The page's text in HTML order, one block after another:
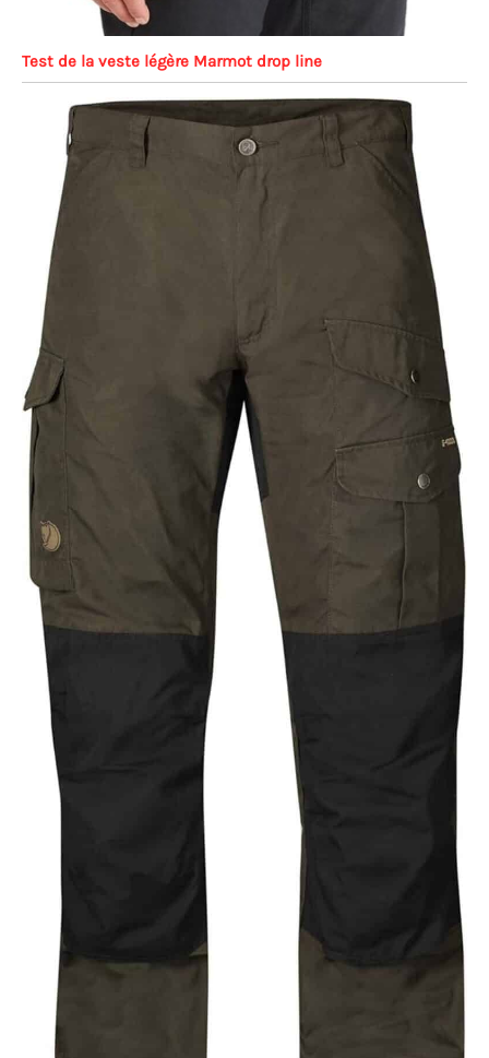
Test de la veste légère Marmot drop line